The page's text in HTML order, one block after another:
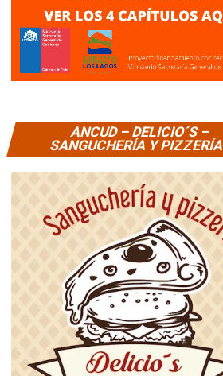
ANCUD – DELICIO´S –
SANGUCHERÍA Y PIZZERÍA